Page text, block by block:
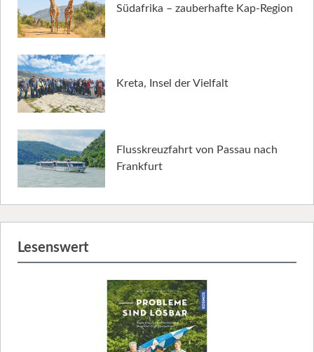
Südafrika – zauberhafte Kap-Region
Kreta, Insel der Vielfalt
Flusskreuzfahrt von Passau nach
Frankfurt
Lesenswert